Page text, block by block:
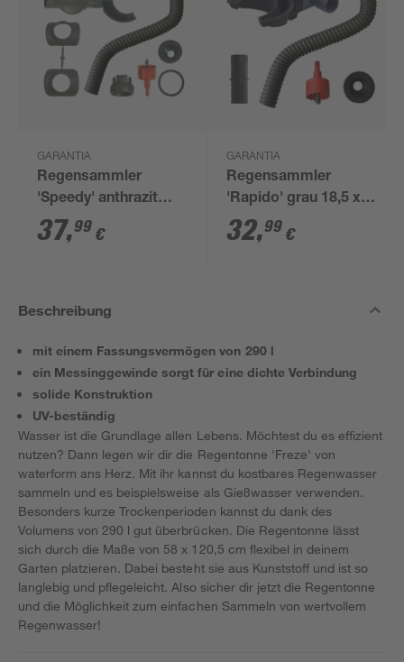
GARANTIA
Regensammler
'Speedy' anthrazit
inkl. Zubehör
37,99 €
GARANTIA
Regensammler
'Rapido' grau 18,5 x
11,8 x 10,6 cm
32,99 €
Beschreibung
mit einem Fassungsvermögen von 290 l
ein Messinggewinde sorgt für eine dichte Verbindung
solide Konstruktion
UV-beständig
Wasser ist die Grundlage allen Lebens. Möchtest du es effizient
nutzen? Dann legen wir dir die Regentonne 'Freze' von
waterform ans Herz. Mit ihr kannst du kostbares Regenwasser
sammeln und es beispielsweise als Gießwasser verwenden.
Besonders kurze Trockenperioden kannst du dank des
Volumens von 290 l gut überbrücken. Die Regentonne lässt
sich durch die Maße von 58 x 120,5 cm flexibel in deinem
Garten platzieren. Dabei besteht sie aus Kunststoff und ist so
langlebig und pflegeleicht. Also sicher dir jetzt die Regentonne
und die Möglichkeit zum einfachen Sammeln von wertvollem
Regenwasser!